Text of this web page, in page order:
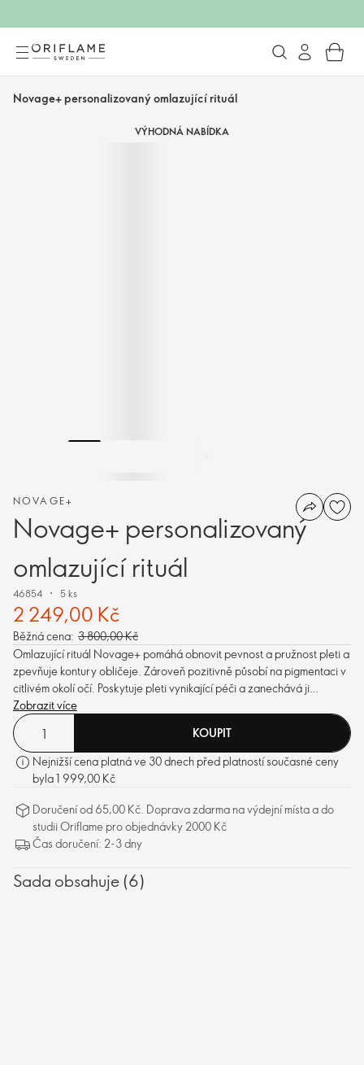
Novage+ personalizovaný omlazující rituál
VÝHODNÁ NABÍDKA
NOVAGE+
Novage+ personalizovaný
omlazující rituál
46854 5 ks
2 249,00 Kč
Běžná cena: 3 800,00 Kč
Omlazující rituál Novage+ pomáhá obnovit pevnost a pružnost pleti a
zpevňuje kontury obličeje. Zároveň pozitivně působí na pigmentaci v
citlivém okolí očí. Poskytuje pleti vynikající péči a zanechává ji
vypnutou.
Zobrazit více
KOUPIT
Nejnižší cena platná ve 30 dnech před platností současné ceny
byla 1 999,00 Kč
Doručení od 65,00 Kč. Doprava zdarma na výdejní místa a do
studii Oriflame pro objednávky 2000 Kč
Čas doručení: 2-3 dny
Sada obsahuje (6)